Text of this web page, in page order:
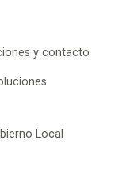
y contacto
Local